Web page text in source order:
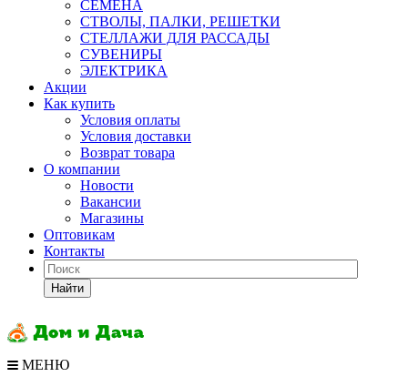
СЕМЕНА
СТВОЛЫ, ПАЛКИ, РЕШЕТКИ
СТЕЛЛАЖИ ДЛЯ РАССАДЫ
СУВЕНИРЫ
ЭЛЕКТРИКА
Акции
Как купить
Условия оплаты
Условия доставки
Возврат товара
О компании
Новости
Вакансии
Магазины
Оптовикам
Контакты
Найти
МЕНЮ